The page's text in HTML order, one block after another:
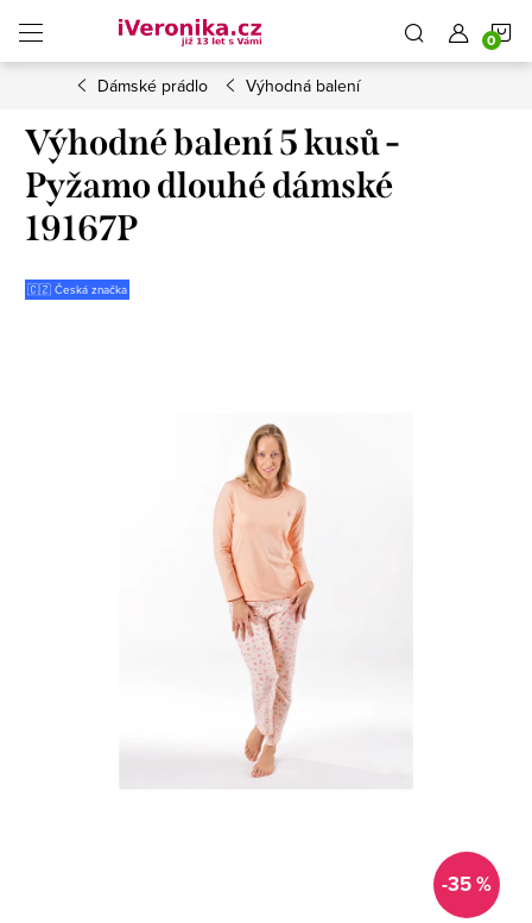
obsah
Dámské prádlo Výhodná balení
Výhodné balení 5 kusů -
Pyžamo dlouhé dámské
19167P
🇨🇿 Česká značka
-35 %